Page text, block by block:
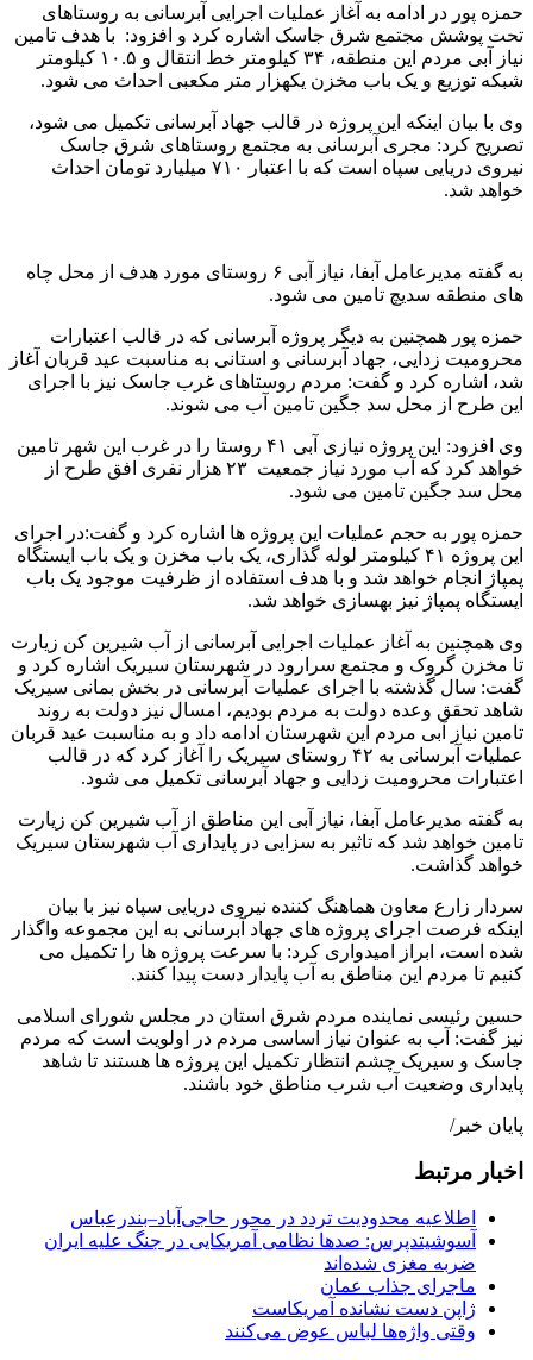
حمزه پور در ادامه به آغاز عملیات اجرایی آبرسانی به روستاهای
تحت پوشش مجتمع شرق جاسک اشاره کرد و افزود: با هدف تامین
نیاز آبی مردم این منطقه، ۳۴ کیلومتر خط انتقال و ۱۰.۵ کیلومتر
شبکه توزیع و یک باب مخزن یکهزار متر مکعبی احداث می شود.
وی با بیان اینکه این پروژه در قالب جهاد آبرسانی تکمیل می شود،
تصریح کرد: مجری آبرسانی به مجتمع روستاهای شرق جاسک
نیروی دریایی سپاه است که با اعتبار ۷۱۰ میلیارد تومان احداث
خواهد شد.
به گفته مدیرعامل آبفا، نیاز آبی ۶ روستای مورد هدف از محل چاه
های منطقه سدیچ تامین می شود.
حمزه پور همچنین به دیگر پروژه آبرسانی که در قالب اعتبارات
محرومیت زدایی، جهاد آبرسانی و استانی به مناسبت عید قربان آغاز
شد، اشاره کرد و گفت: مردم روستاهای غرب جاسک نیز با اجرای
این طرح از محل سد جگین تامین آب می شوند.
وی افزود: این پروژه نیازی آبی ۴۱ روستا را در غرب این شهر تامین
خواهد کرد که آب مورد نیاز جمعیت ۲۳ هزار نفری افق طرح از
محل سد جگین تامین می شود.
حمزه پور به حجم عملیات این پروژه ها اشاره کرد و گفت:در اجرای
این پروژه ۴۱ کیلومتر لوله گذاری، یک باب مخزن و یک باب ایستگاه
پمپاژ انجام خواهد شد و با هدف استفاده از ظرفیت موجود یک باب
ایستگاه پمپاژ نیز بهسازی خواهد شد.
وی همچنین به آغاز عملیات اجرایی آبرسانی از آب شیرین کن زیارت
تا مخزن گروک و مجتمع سرارود در شهرستان سیریک اشاره کرد و
گفت: سال گذشته با اجرای عملیات آبرسانی در بخش بمانی سیریک
شاهد تحقق وعده دولت به مردم بودیم، امسال نیز دولت به روند
تامین نیاز آبی مردم این شهرستان ادامه داد و به مناسبت عید قربان
عملیات آبرسانی به ۴۲ روستای سیریک را آغاز کرد که در قالب
اعتبارات محرومیت زدایی و جهاد آبرسانی تکمیل می شود.
به گفته مدیرعامل آبفا، نیاز آبی این مناطق از آب شیرین کن زیارت
تامین خواهد شد که تاثیر به سزایی در پایداری آب شهرستان سیریک
خواهد گذاشت.
سردار زارع معاون هماهنگ کننده نیروی دریایی سپاه نیز با بیان
اینکه فرصت اجرای پروژه های جهاد آبرسانی به این مجموعه واگذار
شده است، ابراز امیدواری کرد: با سرعت پروژه ها را تکمیل می
کنیم تا مردم این مناطق به آب پایدار دست پیدا کنند.
حسین رئیسی نماینده مردم شرق استان در مجلس شورای اسلامی
نیز گفت: آب به عنوان نیاز اساسی مردم در اولویت است که مردم
جاسک و سیریک چشم انتظار تکمیل این پروژه ها هستند تا شاهد
پایداری وضعیت آب شرب مناطق خود باشند.
پایان خبر/
اخبار مرتبط
اطلاعیه محدودیت تردد در محور حاجی‌آباد–بندرعباس
آسوشیتدپرس: صدها نظامی آمریکایی در جنگ علیه ایران
ضربه مغزی شده‌اند
ماجرای جذاب عمان
ژاپن دست نشانده آمریکاست
وقتی واژه‌ها لباس عوض می‌کنند